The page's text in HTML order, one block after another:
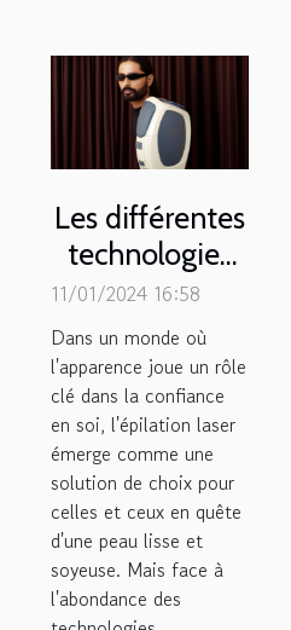
Les différentes
technologies
d'épilation
laser : quelle
est la plus
efficace ?
11/01/2024 16:58
Dans un monde où
l'apparence joue un rôle
clé dans la confiance
en soi, l'épilation laser
émerge comme une
solution de choix pour
celles et ceux en quête
d'une peau lisse et
soyeuse. Mais face à
l'abondance des